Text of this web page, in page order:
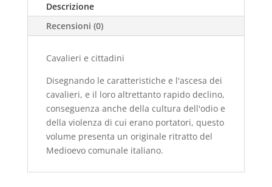
Descrizione
Recensioni (0)
Cavalieri e cittadini
Disegnando le caratteristiche e l'ascesa dei
cavalieri, e il loro altrettanto rapido declino,
conseguenza anche della cultura dell'odio e
della violenza di cui erano portatori, questo
volume presenta un originale ritratto del
Medioevo comunale italiano.